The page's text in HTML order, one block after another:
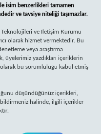
isim benzerlikleri tamamen
ve tavsiye niteliği taşımazlar.
Teknolojileri ve İletişim Kurumu
olarak hizmet vermektedir. Bu
veya araştırma
üyelerimiz yazdıkları içeriklerin
bu sorumluluğu kabul etmiş
düşündüğünüz içerikleri,
halinde, ilgili içerikler